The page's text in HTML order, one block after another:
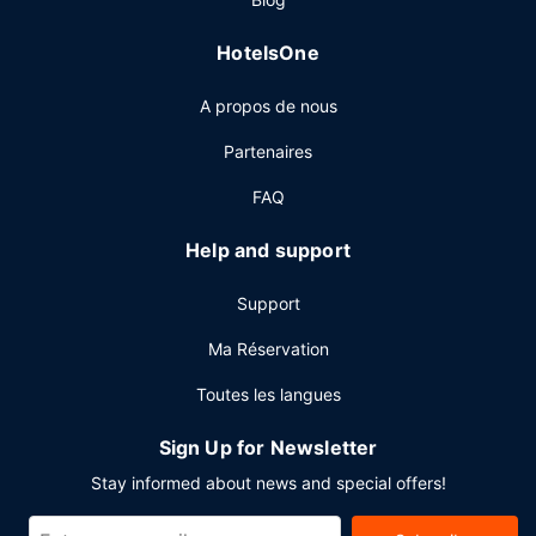
d'étage idéal pour les soirées cocooning. Un petit déjeuner
Les équipements et services proposés incluent un centre
une laverie. Un parking gratuit est disponible dans
l'enceinte de l'hébergement.
HotelsOne
A propos de nous
Partenaires
FAQ
Help and support
Support
Ma Réservation
Toutes les langues
Sign Up for Newsletter
Stay informed about news and special offers!